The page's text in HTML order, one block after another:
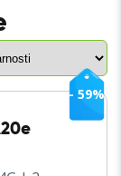
- 59%